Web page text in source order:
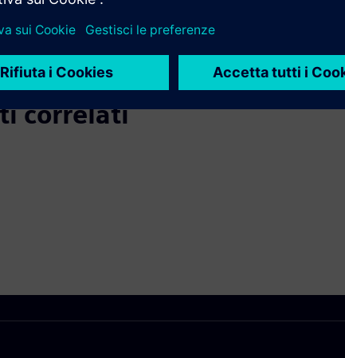
integrata delle modifiche
correlati